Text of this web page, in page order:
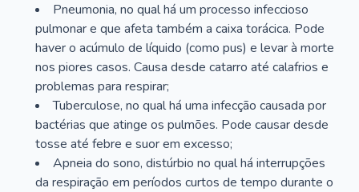
Pneumonia, no qual há um processo infeccioso
pulmonar e que afeta também a caixa torácica. Pode
haver o acúmulo de líquido (como pus) e levar à morte
nos piores casos. Causa desde catarro até calafrios e
problemas para respirar;
Tuberculose, no qual há uma infecção causada por
bactérias que atinge os pulmões. Pode causar desde
tosse até febre e suor em excesso;
Apneia do sono, distúrbio no qual há interrupções
da respiração em períodos curtos de tempo durante o